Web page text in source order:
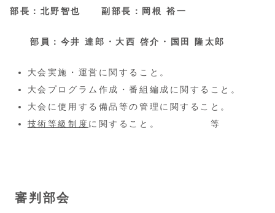
部長：北野智也 副部長：岡根 裕一
部員： 今井 達郎・大西 啓介・国田 隆太郎
大会実施・運営に関すること。
大会プログラム作成・番組編成に関すること。
大会に使用する備品等の管理に関すること。
技術等級制度に関すること。 等
審判部会